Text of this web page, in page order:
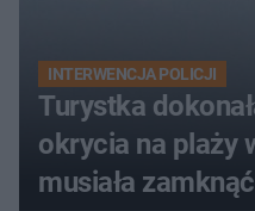
INTERWENCJA POLICJI
Turystka
okrycia na plaży
musiała